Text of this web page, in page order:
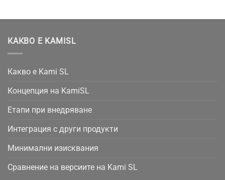
КАКВО Е KAMISL
Какво е Kami SL
Концепция на KamiSL
Етапи при внедряване
Интеграция с други продукти
Минимални изисквания
Сравнение на версиите на Kami SL